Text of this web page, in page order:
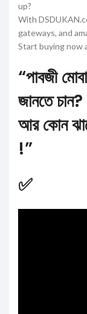
up?
With
gateways, and
Start buying now
“পাবজী
জানতে
আর কোন
!”
✅